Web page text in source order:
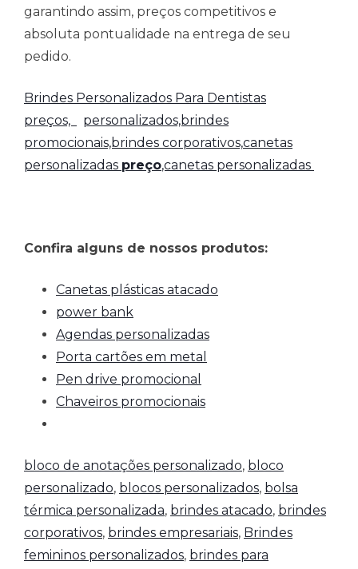
garantindo assim, preços competitivos e
absoluta pontualidade na entrega de seu
pedido.
Brindes Personalizados Para Dentistas
preços,
personalizados,brindes
promocionais,brindes corporativos,canetas
personalizadas preço,canetas personalizadas
Confira alguns de nossos produtos:
Canetas plásticas atacado
power bank
Agendas personalizadas
Porta cartões em metal
Pen drive promocional
Chaveiros promocionais
bloco de anotações personalizado, bloco
personalizado, blocos personalizados, bolsa
térmica personalizada, brindes atacado, brindes
corporativos, brindes empresariais, Brindes
femininos personalizados, brindes para